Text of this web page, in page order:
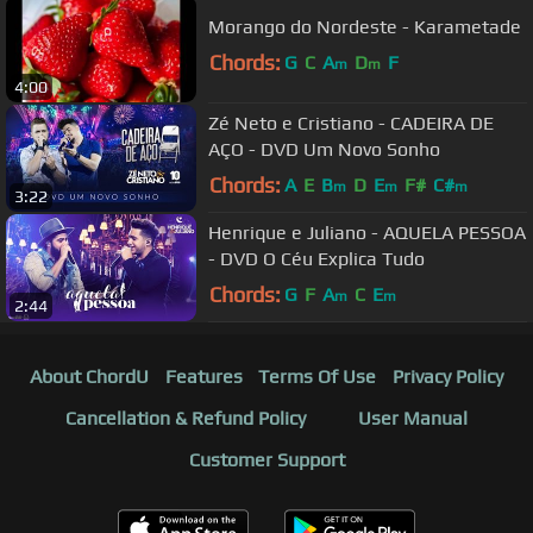
4:00
Morango do Nordeste - Karametade
Chords: G C Am Dm F
3:22
Zé Neto e Cristiano - CADEIRA DE
AÇO - DVD Um Novo Sonho
Chords: A E Bm D Em F# C#m
2:44
Henrique e Juliano - AQUELA PESSOA
- DVD O Céu Explica Tudo
Chords: G F Am C Em
About ChordU Features Terms Of Use
Privacy Policy
Cancellation & Refund Policy
User Manual
Customer Support